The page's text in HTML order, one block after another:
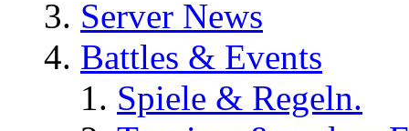
Server News
Battles & Events
Spiele & Regeln.